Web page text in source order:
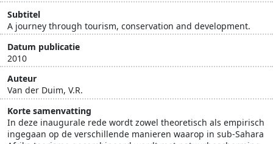
Subtitel
A journey through tourism, conservation and development.
Datum publicatie
2010
Auteur
Van der Duim, V.R.
Korte samenvatting
In deze inaugurale rede wordt zowel theoretisch als empirisch
ingegaan op de verschillende manieren waarop in sub-Sahara